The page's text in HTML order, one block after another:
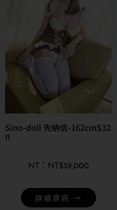
Sino-doll 先納信-162cmS32
II
NT$59,000
詳細資訊 →